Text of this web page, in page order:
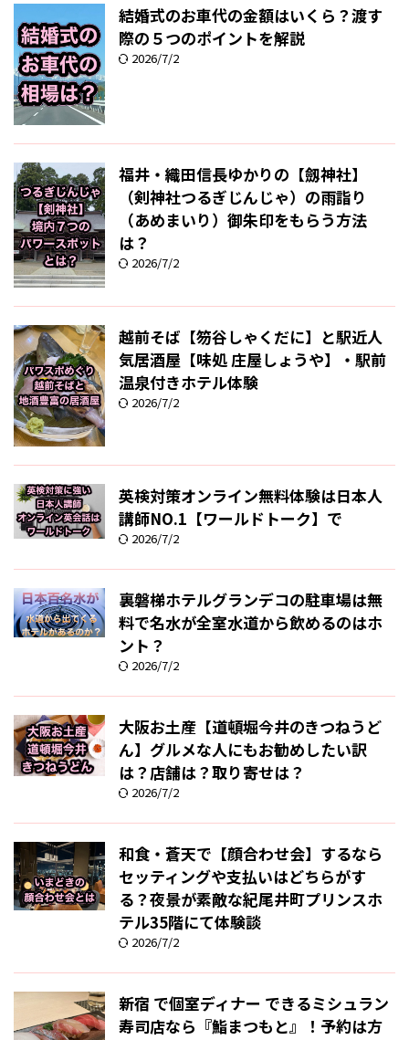
結婚式のお車代の金額はいくら？渡す
際の５つのポイントを解説
2026/7/2
福井・織田信長ゆかりの【劔神社】
（剣神社つるぎじんじゃ）の雨詣り
（あめまいり）御朱印をもらう方法
は？
2026/7/2
越前そば【笏谷しゃくだに】と駅近人
気居酒屋【味処 庄屋しょうや】・駅前
温泉付きホテル体験
2026/7/2
英検対策オンライン無料体験は日本人
講師NO.1【ワールドトーク】で
2026/7/2
裏磐梯ホテルグランデコの駐車場は無
料で名水が全室水道から飲めるのはホ
ント？
2026/7/2
大阪お土産【道頓堀今井のきつねうど
ん】グルメな人にもお勧めしたい訳
は？店舗は？取り寄せは？
2026/7/2
和食・蒼天で【顔合わせ会】するなら
セッティングや支払いはどちらがす
る？夜景が素敵な紀尾井町プリンスホ
テル35階にて体験談
2026/7/2
新宿 で個室ディナー できるミシュラン
寿司店なら『鮨まつもと』！予約は方